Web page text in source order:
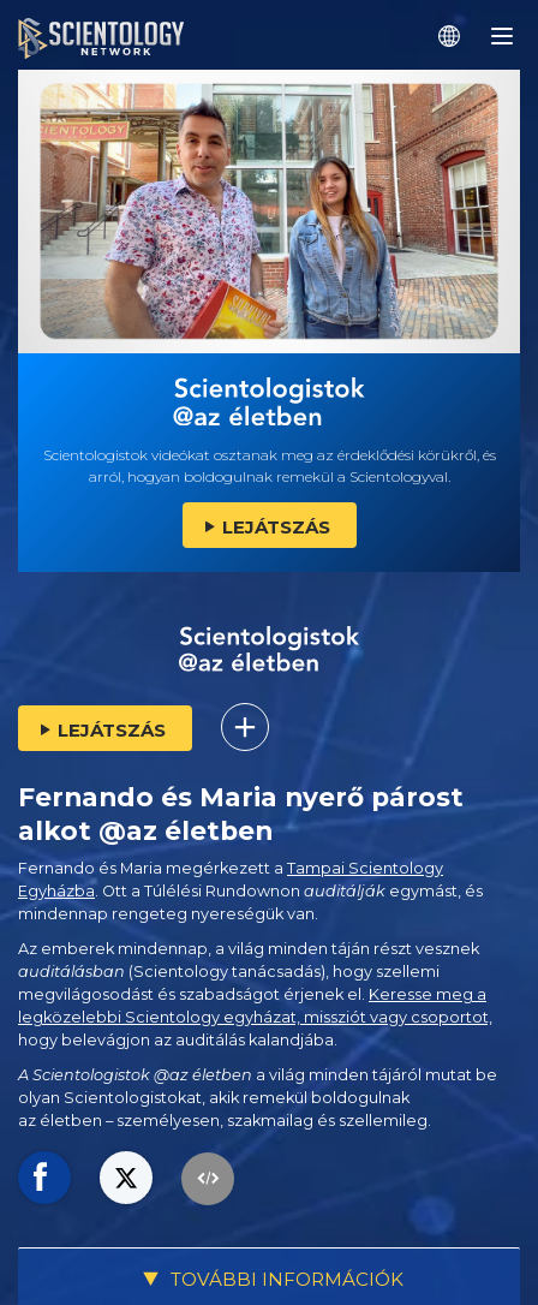
Scientologistok videókat osztanak meg az érdeklődési körükről, és
arról, hogyan boldogulnak remekül a Scientologyval.
LEJÁTSZÁS
LEJÁTSZÁS
Fernando és Maria nyerő párost
alkot @az életben
Fernando és Maria megérkezett a Tampai Scientology
Egyházba. Ott a Túlélési Rundownon auditálják egymást, és
mindennap rengeteg nyereségük van.
Az emberek mindennap, a világ minden táján részt vesznek
auditálásban (Scientology tanácsadás), hogy szellemi
megvilágosodást és szabadságot érjenek el. Keresse meg a
legközelebbi Scientology egyházat, missziót vagy csoportot,
hogy belevágjon az auditálás kalandjába.
A Scientologistok @az életben a világ minden tájáról mutat be
olyan Scientologistokat, akik remekül boldogulnak
az életben – személyesen, szakmailag és szellemileg.
TOVÁBBI INFORMÁCIÓK